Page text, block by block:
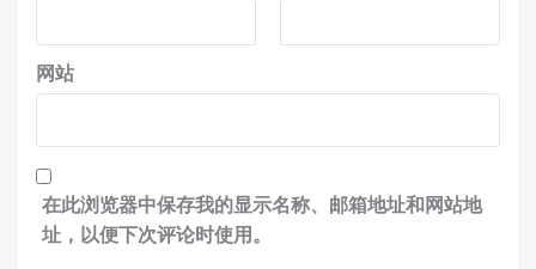
网站
在此浏览器中保存我的显示名称、邮箱地址和网站地
址，以便下次评论时使用。